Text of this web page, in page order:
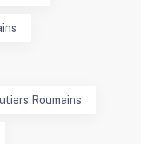
Roumains